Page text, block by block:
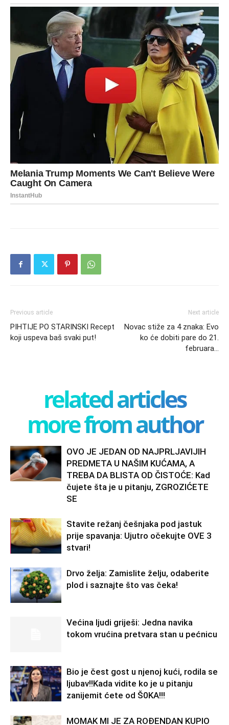
Previous article
PIHTIJE PO STARINSKI Recept
koji uspeva baš svaki put!
Next article
Novac stiže za 4 znaka: Evo
ko će dobiti pare do 21.
februara…
related articles
more from author
OVO JE JEDAN OD NAJPRLJAVIJIH
PREDMETA U NAŠIM KUĆAMA, A
TREBA DA BLISTA OD ČISTOĆE: Kad
čujete šta je u pitanju, ZGROZIĆETE
SE
Stavite režanj češnjaka pod jastuk
prije spavanja: Ujutro očekujte OVE 3
stvari!
Drvo želja: Zamislite želju, odaberite
plod i saznajte što vas čeka!
Većina ljudi griješi: Jedna navika
tokom vrućina pretvara stan u pećnicu
Bio je čest gost u njenoj kući, rodila se
ljubav!!Kada vidite ko je u pitanju
zanijemit ćete od Š0KA!!!
MOMAK MI JE ZA ROĐENDAN KUPIO